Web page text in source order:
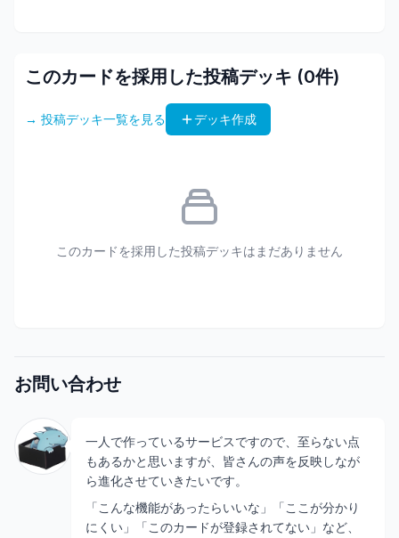
このカードを採用した投稿デッキ (0件)
→ 投稿デッキ一覧を見る デッキ作成
このカードを採用した投稿デッキはまだありません
お問い合わせ
一人で作っているサービスですので、至らない点
もあるかと思いますが、皆さんの声を反映しなが
ら進化させていきたいです。
「こんな機能があったらいいな」「ここが分かり
にくい」「このカードが登録されてない」など、